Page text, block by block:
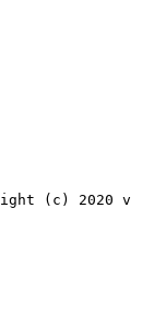
(c) 2020 v